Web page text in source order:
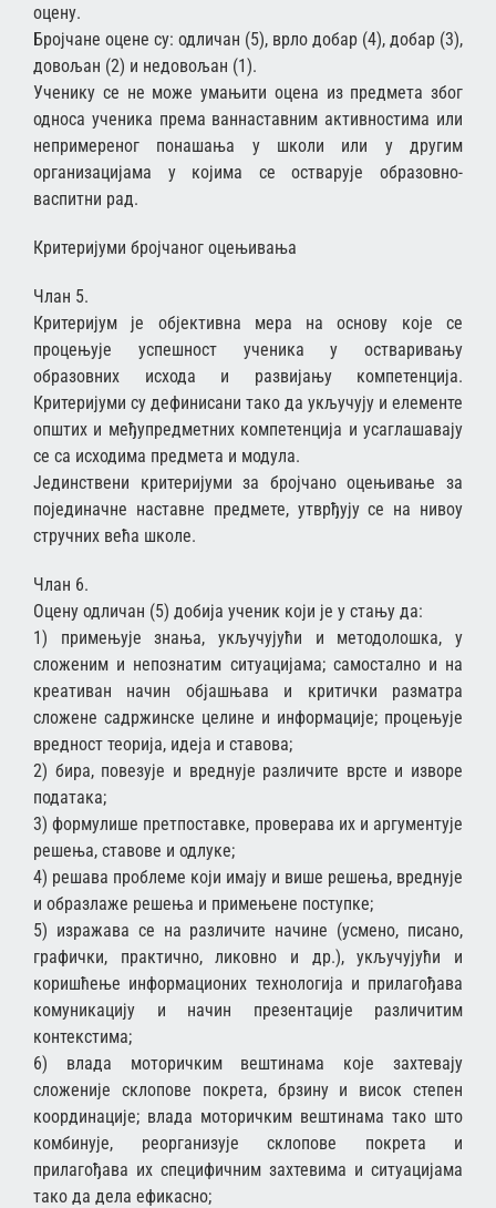
оцену.
Бројчане оцене су: одличан (5), врло добар (4), добар (3),
довољан (2) и недовољан (1).
Ученику се не може умањити оцена из предмета због
односа ученика према ваннаставним активностима или
непримереног понашања у школи или у другим
организацијама у којима се остварује образовно-
васпитни рад.
Критеријуми бројчаног оцењивања
Члан 5.
Критеријум је објективна мера на основу које се
процењује успешност ученика у остваривању
образовних исхода и развијању компетенција.
Критеријуми су дефинисани тако да укључују и елементе
општих и међупредметних компетенција и усаглашавају
се са исходима предмета и модула.
Јединствени критеријуми за бројчано оцењивање за
појединачне наставне предмете, утврђују се на нивоу
стручних већа школе.
Члан 6.
Оцену одличан (5) добија ученик који је у стању да:
1) примењује знања, укључујући и методолошка, у
сложеним и непознатим ситуацијама; самостално и на
креативан начин објашњава и критички разматра
сложене садржинске целине и информације; процењује
вредност теорија, идеја и ставова;
2) бира, повезује и вреднује различите врсте и изворе
података;
3) формулише претпоставке, проверава их и аргументује
решења, ставове и одлуке;
4) решава проблеме који имају и више решења, вреднује
и образлаже решења и примењене поступке;
5) изражава се на различите начине (усмено, писано,
графички, практично, ликовно и др.), укључујући и
коришћење информационих технологија и прилагођава
комуникацију и начин презентације различитим
контекстима;
6) влада моторичким вештинама које захтевају
сложеније склопове покрета, брзину и висок степен
координације; влада моторичким вештинама тако што
комбинује, реорганизује склопове покрета и
прилагођава их специфичним захтевима и ситуацијама
тако да дела ефикасно;